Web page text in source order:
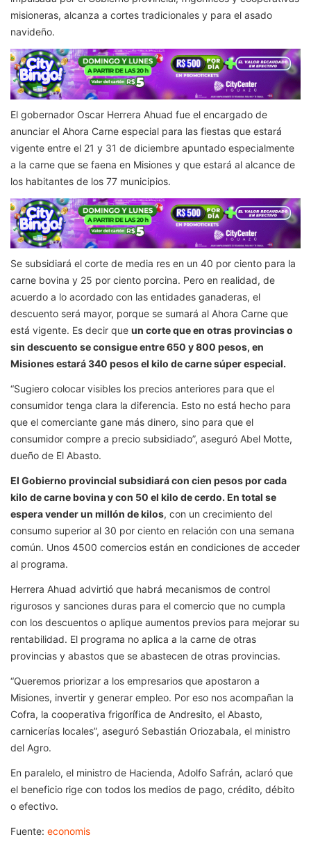
misioneras, alcanza a cortes tradicionales y para el asado
navideño.
El gobernador Oscar Herrera Ahuad fue el encargado de
anunciar el Ahora Carne especial para las fiestas que estará
vigente entre el 21 y 31 de diciembre apuntado especialmente
a la carne que se faena en Misiones y que estará al alcance de
los habitantes de los 77 municipios.
Se subsidiará el corte de media res en un 40 por ciento para la
carne bovina y 25 por ciento porcina. Pero en realidad, de
acuerdo a lo acordado con las entidades ganaderas, el
descuento será mayor, porque se sumará al Ahora Carne que
está vigente. Es decir que un corte que en otras provincias o
sin descuento se consigue entre 650 y 800 pesos, en
Misiones estará 340 pesos el kilo de carne súper especial.
“Sugiero colocar visibles los precios anteriores para que el
consumidor tenga clara la diferencia. Esto no está hecho para
que el comerciante gane más dinero, sino para que el
consumidor compre a precio subsidiado”, aseguró Abel Motte,
dueño de El Abasto.
El Gobierno provincial subsidiará con cien pesos por cada
kilo de carne bovina y con 50 el kilo de cerdo. En total se
espera vender un millón de kilos, con un crecimiento del
consumo superior al 30 por ciento en relación con una semana
común. Unos 4500 comercios están en condiciones de acceder
al programa.
Herrera Ahuad advirtió que habrá mecanismos de control
rigurosos y sanciones duras para el comercio que no cumpla
con los descuentos o aplique aumentos previos para mejorar su
rentabilidad. El programa no aplica a la carne de otras
provincias y abastos que se abastecen de otras provincias.
“Queremos priorizar a los empresarios que apostaron a
Misiones, invertir y generar empleo. Por eso nos acompañan la
Cofra, la cooperativa frigorífica de Andresito, el Abasto,
carnicerías locales”, aseguró Sebastián Oriozabala, el ministro
del Agro.
En paralelo, el ministro de Hacienda, Adolfo Safrán, aclaró que
el beneficio rige con todos los medios de pago, crédito, débito
o efectivo.
Fuente: economis